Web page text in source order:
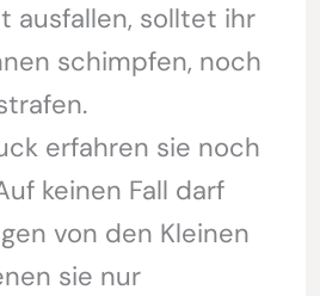
ausfallen, solltet ihr
schimpfen, noch
erfahren sie noch
keinen Fall darf
von den Kleinen
sie nur